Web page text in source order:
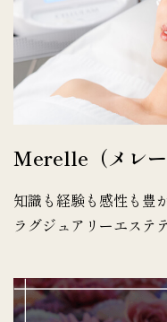
Merelle（メレー
知識も経験も感性も豊
ラグジュアリーエステ